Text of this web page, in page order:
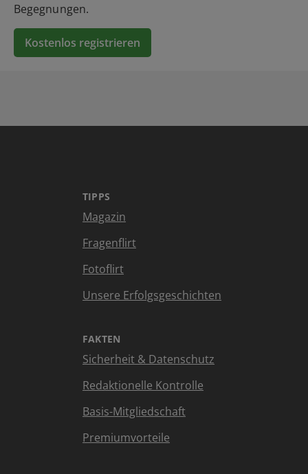
Begegnungen.
Kostenlos registrieren
TIPPS
Magazin
Fragenflirt
Fotoflirt
Unsere Erfolgsgeschichten
FAKTEN
Sicherheit & Datenschutz
Redaktionelle Kontrolle
Basis-Mitgliedschaft
Premiumvorteile